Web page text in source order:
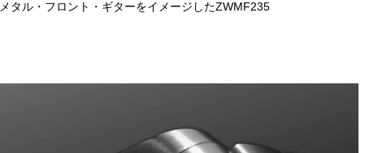
メタル・フロント・ギターをイメージしたZWMF235